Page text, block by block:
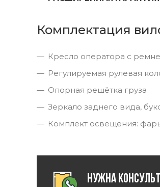
Комплектация
Кресло оператора с
Регулируемая рулевая
Опорная решётка груза
Зеркало заднего вида,
Комплект освещения:
Нужна